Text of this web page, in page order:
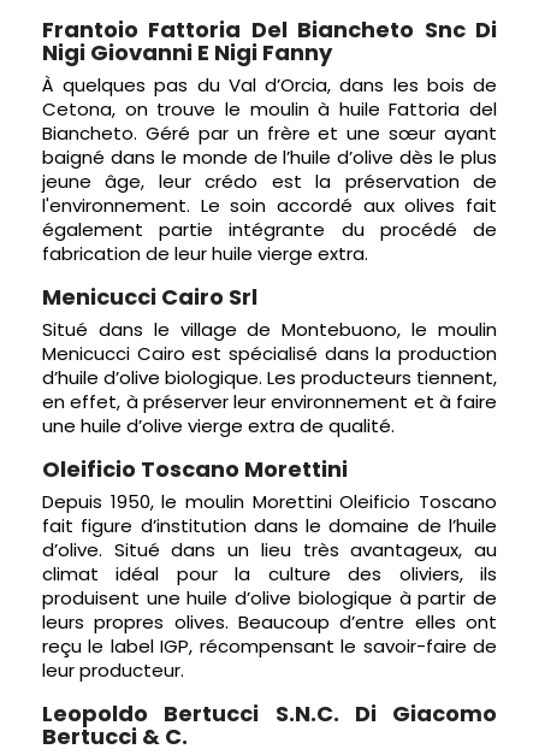
Frantoio Fattoria Del Biancheto Snc Di
Nigi Giovanni E Nigi Fanny
À quelques pas du Val d’Orcia, dans les bois de
Cetona, on trouve le moulin à huile Fattoria del
Biancheto. Géré par un frère et une sœur ayant
baigné dans le monde de l’huile d’olive dès le plus
jeune âge, leur crédo est la préservation de
l'environnement. Le soin accordé aux olives fait
également partie intégrante du procédé de
fabrication de leur huile vierge extra.
Menicucci Cairo Srl
Situé dans le village de Montebuono, le moulin
Menicucci Cairo est spécialisé dans la production
d’huile d’olive biologique. Les producteurs tiennent,
en effet, à préserver leur environnement et à faire
une huile d’olive vierge extra de qualité.
Oleificio Toscano Morettini
Depuis 1950, le moulin Morettini Oleificio Toscano
fait figure d’institution dans le domaine de l’huile
d’olive. Situé dans un lieu très avantageux, au
climat idéal pour la culture des oliviers, ils
produisent une huile d’olive biologique à partir de
leurs propres olives. Beaucoup d’entre elles ont
reçu le label IGP, récompensant le savoir-faire de
leur producteur.
Leopoldo Bertucci S.N.C. Di Giacomo
Bertucci & C.